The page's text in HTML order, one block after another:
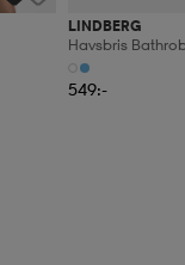
LINDBERG
Havsbris
549:-